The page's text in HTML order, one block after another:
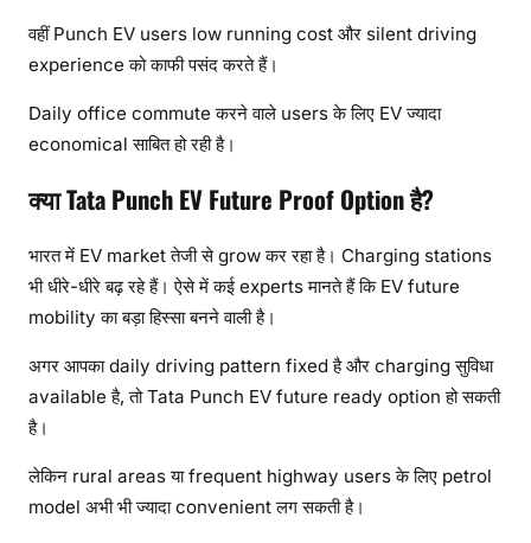
वहीं Punch EV users low running cost और silent driving
experience को काफी पसंद करते हैं।
Daily office commute करने वाले users के लिए EV ज्यादा
economical साबित हो रही है।
क्या Tata Punch EV Future Proof Option है?
भारत में EV market तेजी से grow कर रहा है। Charging stations
भी धीरे-धीरे बढ़ रहे हैं। ऐसे में कई experts मानते हैं कि EV future
mobility का बड़ा हिस्सा बनने वाली है।
अगर आपका daily driving pattern fixed है और charging सुविधा
available है, तो Tata Punch EV future ready option हो सकती
है।
लेकिन rural areas या frequent highway users के लिए petrol
model अभी भी ज्यादा convenient लग सकती है।